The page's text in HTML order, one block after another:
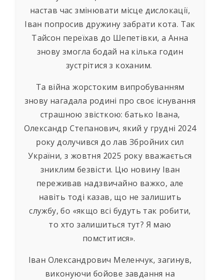
настав час змінювати місце дислокації,
Іван попросив дружину забрати кота. Так
Тайсон переїхав до Шепетівки, а Анна
знову змогла бодай на кілька годин
зустрітися з коханим.
Та війна жорстоким випробуванням
знову нагадала родині про своє існування
страшною звісткою: батько Івана,
Олександр Степанович, який у грудні 2024
року долучився до лав Збройних сил
України, з жовтня 2025 року вважається
зниклим безвісти. Цю новину Іван
переживав надзвичайно важко, але
навіть тоді казав, що не залишить
службу, бо «якщо всі будуть так робити,
то хто залишиться тут? Я маю
помститися».
Іван Олександрович Меленчук, загинув,
виконуючи бойове завдання на